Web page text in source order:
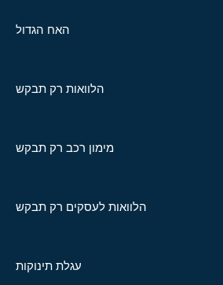
האח הגדול
הלוואות רק תבקש
מימון רכב רק תבקש
הלוואות לעסקים רק תבקש
עגלת תינוקות